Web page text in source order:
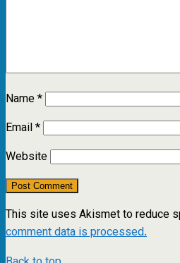
Name*
Email*
Website
This site uses Akismet to reduce
comment data is processed.